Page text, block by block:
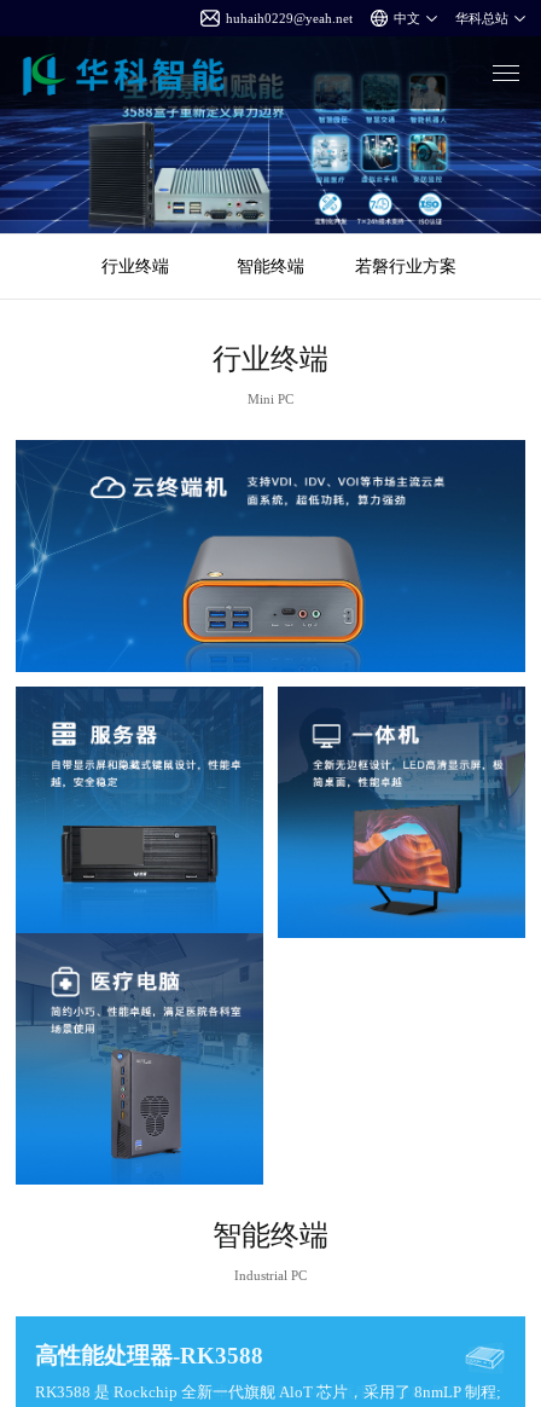
huhaih0229@yeah.net
行业终端 智能终端 若磐行业方案
行业终端
Mini PC
智能终端
Industrial PC
高性能处理器-RK3588
RK3588 是 Rockchip 全新一代旗舰 AloT 芯片，采用了 8nmLP 制程;
智能网关终端
支持Windows和Linux系统，针对智能制造、智能家居、工业控制等
边缘计算终端
支持Windows，Linux，安卓系统定制，可扩展串口/GPIO/凤凰端子
高性能处理器-RK3588
RK3588 是 Rockchip 全新一代旗舰 AloT 芯片，采用了 8nmLP 制程;
智能网关终端
支持Windows和Linux系统，针对智能制造、智能家居、工业控制等
边缘计算终端
支持Windows，Linux，安卓系统定制，可扩展串口/GPIO/凤凰端子
高性能处理器-RK3588
RK3588 是 Rockchip 全新一代旗舰 AloT 芯片，采用了 8nmLP 制程;
智能网关终端
支持Windows和Linux系统，针对智能制造、智能家居、工业控制等
边缘计算终端
支持Windows，Linux，安卓系统定制，可扩展串口/GPIO/凤凰端子